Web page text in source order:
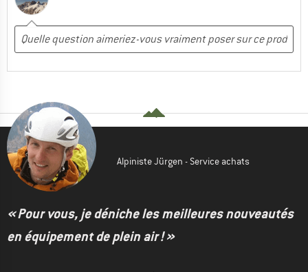
Alpiniste Jürgen - Service achats
« Pour vous, je déniche les meilleures nouveautés
en équipement de plein air ! »